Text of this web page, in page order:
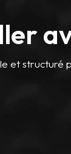
et structuré